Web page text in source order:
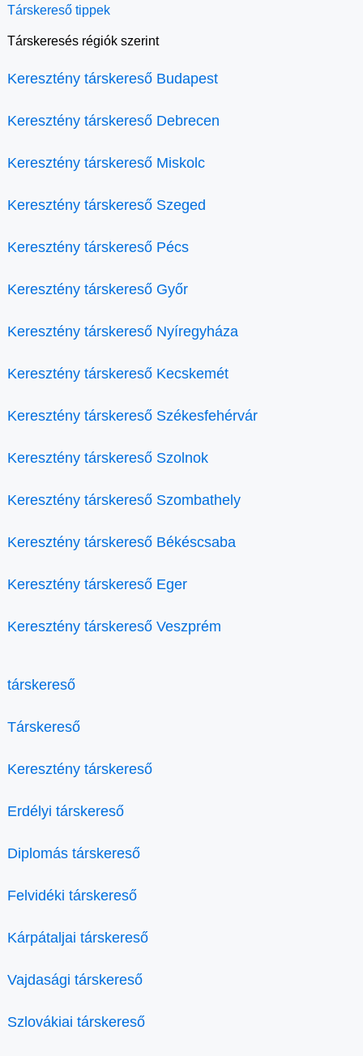
Társkereső tippek
Társkeresés régiók szerint
Keresztény társkereső Budapest
Keresztény társkereső Debrecen
Keresztény társkereső Miskolc
Keresztény társkereső Szeged
Keresztény társkereső Pécs
Keresztény társkereső Győr
Keresztény társkereső Nyíregyháza
Keresztény társkereső Kecskemét
Keresztény társkereső Székesfehérvár
Keresztény társkereső Szolnok
Keresztény társkereső Szombathely
Keresztény társkereső Békéscsaba
Keresztény társkereső Eger
Keresztény társkereső Veszprém
társkereső
Társkereső
Keresztény társkereső
Erdélyi társkereső
Diplomás társkereső
Felvidéki társkereső
Kárpátaljai társkereső
Vajdasági társkereső
Szlovákiai társkereső